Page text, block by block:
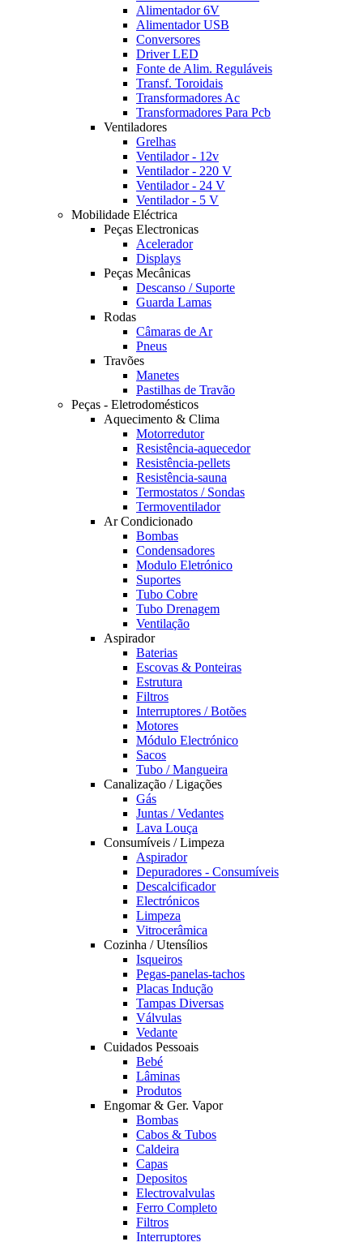
Alimentador 6V
Alimentador USB
Conversores
Driver LED
Fonte de Alim. Reguláveis
Transf. Toroidais
Transformadores Ac
Transformadores Para Pcb
Ventiladores
Grelhas
Ventilador - 12v
Ventilador - 220 V
Ventilador - 24 V
Ventilador - 5 V
Mobilidade Eléctrica
Peças Electronicas
Acelerador
Displays
Peças Mecânicas
Descanso / Suporte
Guarda Lamas
Rodas
Câmaras de Ar
Pneus
Travões
Manetes
Pastilhas de Travão
Peças - Eletrodomésticos
Aquecimento & Clima
Motorredutor
Resistência-aquecedor
Resistência-pellets
Resistência-sauna
Termostatos / Sondas
Termoventilador
Ar Condicionado
Bombas
Condensadores
Modulo Eletrónico
Suportes
Tubo Cobre
Tubo Drenagem
Ventilação
Aspirador
Baterias
Escovas & Ponteiras
Estrutura
Filtros
Interruptores / Botões
Motores
Módulo Electrónico
Sacos
Tubo / Mangueira
Canalização / Ligações
Gás
Juntas / Vedantes
Lava Louça
Consumíveis / Limpeza
Aspirador
Depuradores - Consumíveis
Descalcificador
Electrónicos
Limpeza
Vitrocerâmica
Cozinha / Utensílios
Isqueiros
Pegas-panelas-tachos
Placas Indução
Tampas Diversas
Válvulas
Vedante
Cuidados Pessoais
Bebé
Lâminas
Produtos
Engomar & Ger. Vapor
Bombas
Cabos & Tubos
Caldeira
Capas
Depositos
Electrovalvulas
Ferro Completo
Filtros
Interruptores